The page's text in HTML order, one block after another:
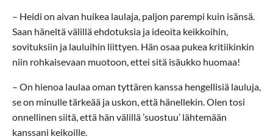
– Heidi on aivan huikea laulaja, paljon parempi kuin isänsä.
Saan häneltä välillä ehdotuksia ja ideoita keikkoihin,
sovituksiin ja lauluihin liittyen. Hän osaa pukea kritiikinkin
niin rohkaisevaan muotoon, ettei sitä isäukko huomaa!
– On hienoa laulaa oman tyttären kanssa hengellisiä lauluja,
se on minulle tärkeää ja uskon, että hänellekin. Olen tosi
onnellinen siitä, että hän välillä ’suostuu’ lähtemään
kanssani keikoille.